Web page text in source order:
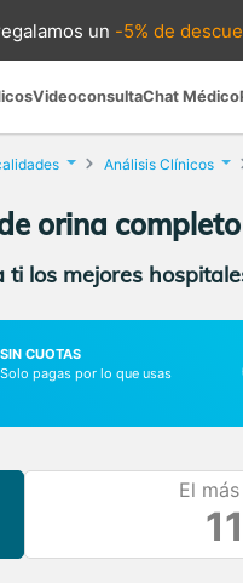
un -5% de
VideoconsultaChat Médico
Análisis Clínicos
orina
ti los mejores
SIN CUOTAS
Solo pagas por lo que usas
El